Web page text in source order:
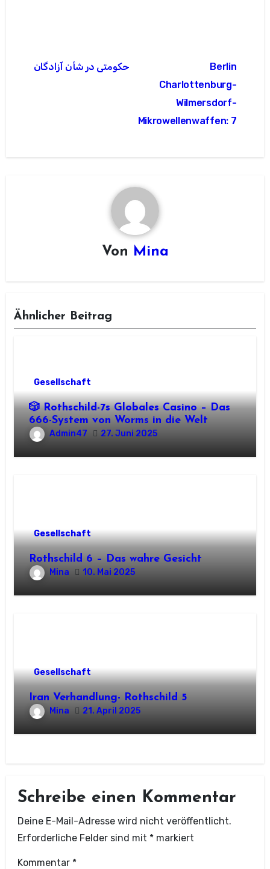
حکومتی در شأن آزادگان
Berlin
Charlottenburg-
Wilmersdorf-
Mikrowellenwaffen: 7
Von Mina
Ähnlicher Beitrag
Gesellschaft
🎲 Rothschild-7s Globales Casino – Das
666-System von Worms in die Welt
Admin47 27. Juni 2025
Gesellschaft
Rothschild 6 – Das wahre Gesicht
Mina 10. Mai 2025
Gesellschaft
Iran Verhandlung- Rothschild 5
Mina 21. April 2025
Schreibe einen Kommentar
Deine E-Mail-Adresse wird nicht veröffentlicht.
Erforderliche Felder sind mit * markiert
Kommentar *